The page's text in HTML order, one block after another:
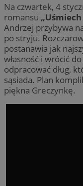
Na czwartek, 4
romansu
Andrzej przybywa
po stryju.
postanawia jak
własność i wrócić
odpracować dług,
sąsiada. Plan
piękna Greczynkę.